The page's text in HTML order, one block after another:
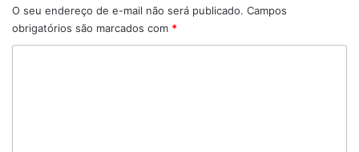
O seu endereço de e-mail não será publicado. Campos
obrigatórios são marcados com *